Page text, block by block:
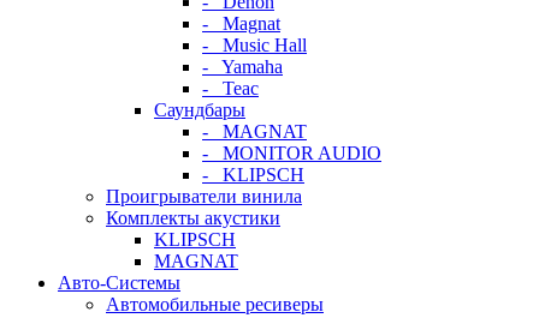
- Magnat
- Music Hall
- Yamaha
- Teac
Саундбары
- MAGNAT
- MONITOR AUDIO
- KLIPSCH
Проигрыватели винила
Комплекты акустики
KLIPSCH
MAGNAT
Авто-Системы
Автомобильные ресиверы